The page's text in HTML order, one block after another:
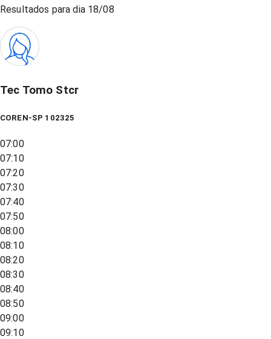
Resultados para dia 18/08
Tec Tomo Stcr
COREN-SP 102325
07:00
07:10
07:20
07:30
07:40
07:50
08:00
08:10
08:20
08:30
08:40
08:50
09:00
09:10